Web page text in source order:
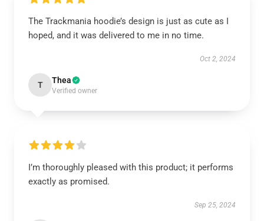
The Trackmania hoodie’s design is just as cute as I
hoped, and it was delivered to me in no time.
Oct 2, 2024
T Thea
Verified owner
I’m thoroughly pleased with this product; it performs
exactly as promised.
Sep 25, 2024